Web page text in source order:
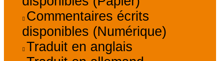
Commentaires écrits
disponibles (Numérique)
Traduit en anglais